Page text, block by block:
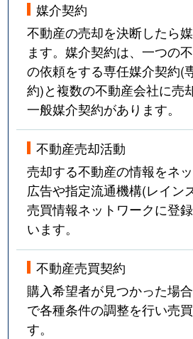
媒介契約
不動産の売却を決断したら
ます。媒介契約は、一つの
の依頼をする専任媒介契約(
約)と複数の不動産会社に売
一般媒介契約があります。
不動産売却活動
売却する不動産の情報をネ
広告や指定流通機構(レイン
売買情報ネットワークに登
います。
不動産売買契約
購入希望者が見つかった場
で各種条件の調整を行い売
す。